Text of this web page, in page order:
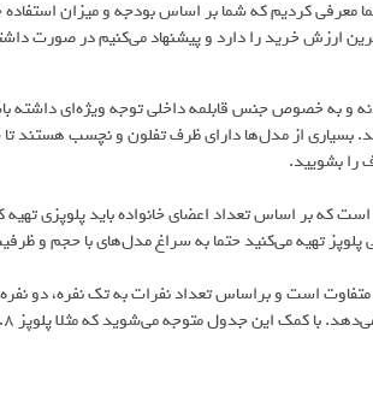
معرفی کردیم که شما بر اساس بودجه و میزان
ارزش خرید را دارد و پیشنهاد می‌کنیم در صورت
و به خصوص جنس قابلمه داخلی توجه ویژه‌ای داشته
از مدل‌ها دارای ظرف تفلون و نچسب هستند تا
را بشویید.
که بر اساس تعداد اعضای خانواده باید پلوپزی تهیه
پلوپز تهیه می‌کنید حتما به سراغ مدل‌های با حجم و
متوجه می‌شوید که مثلا پلوپز ۱.۸ لیتری چند نفره است و همینطور بقیه ظرفیت‌ها.